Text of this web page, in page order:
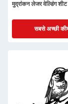
मुद्रांकन लेजर वेल्डिंग
सबसे अच्छी